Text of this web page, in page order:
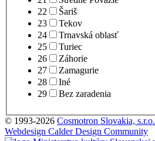
22
Šariš
23
Tekov
24
Trnavská oblasť
25
Turiec
26
Záhorie
27
Zamagurie
28
Iné
29
Bez zaradenia
© 1993-2026 Cosmotron Slovakia, s.r.o.
Webdesign Calder Design Community